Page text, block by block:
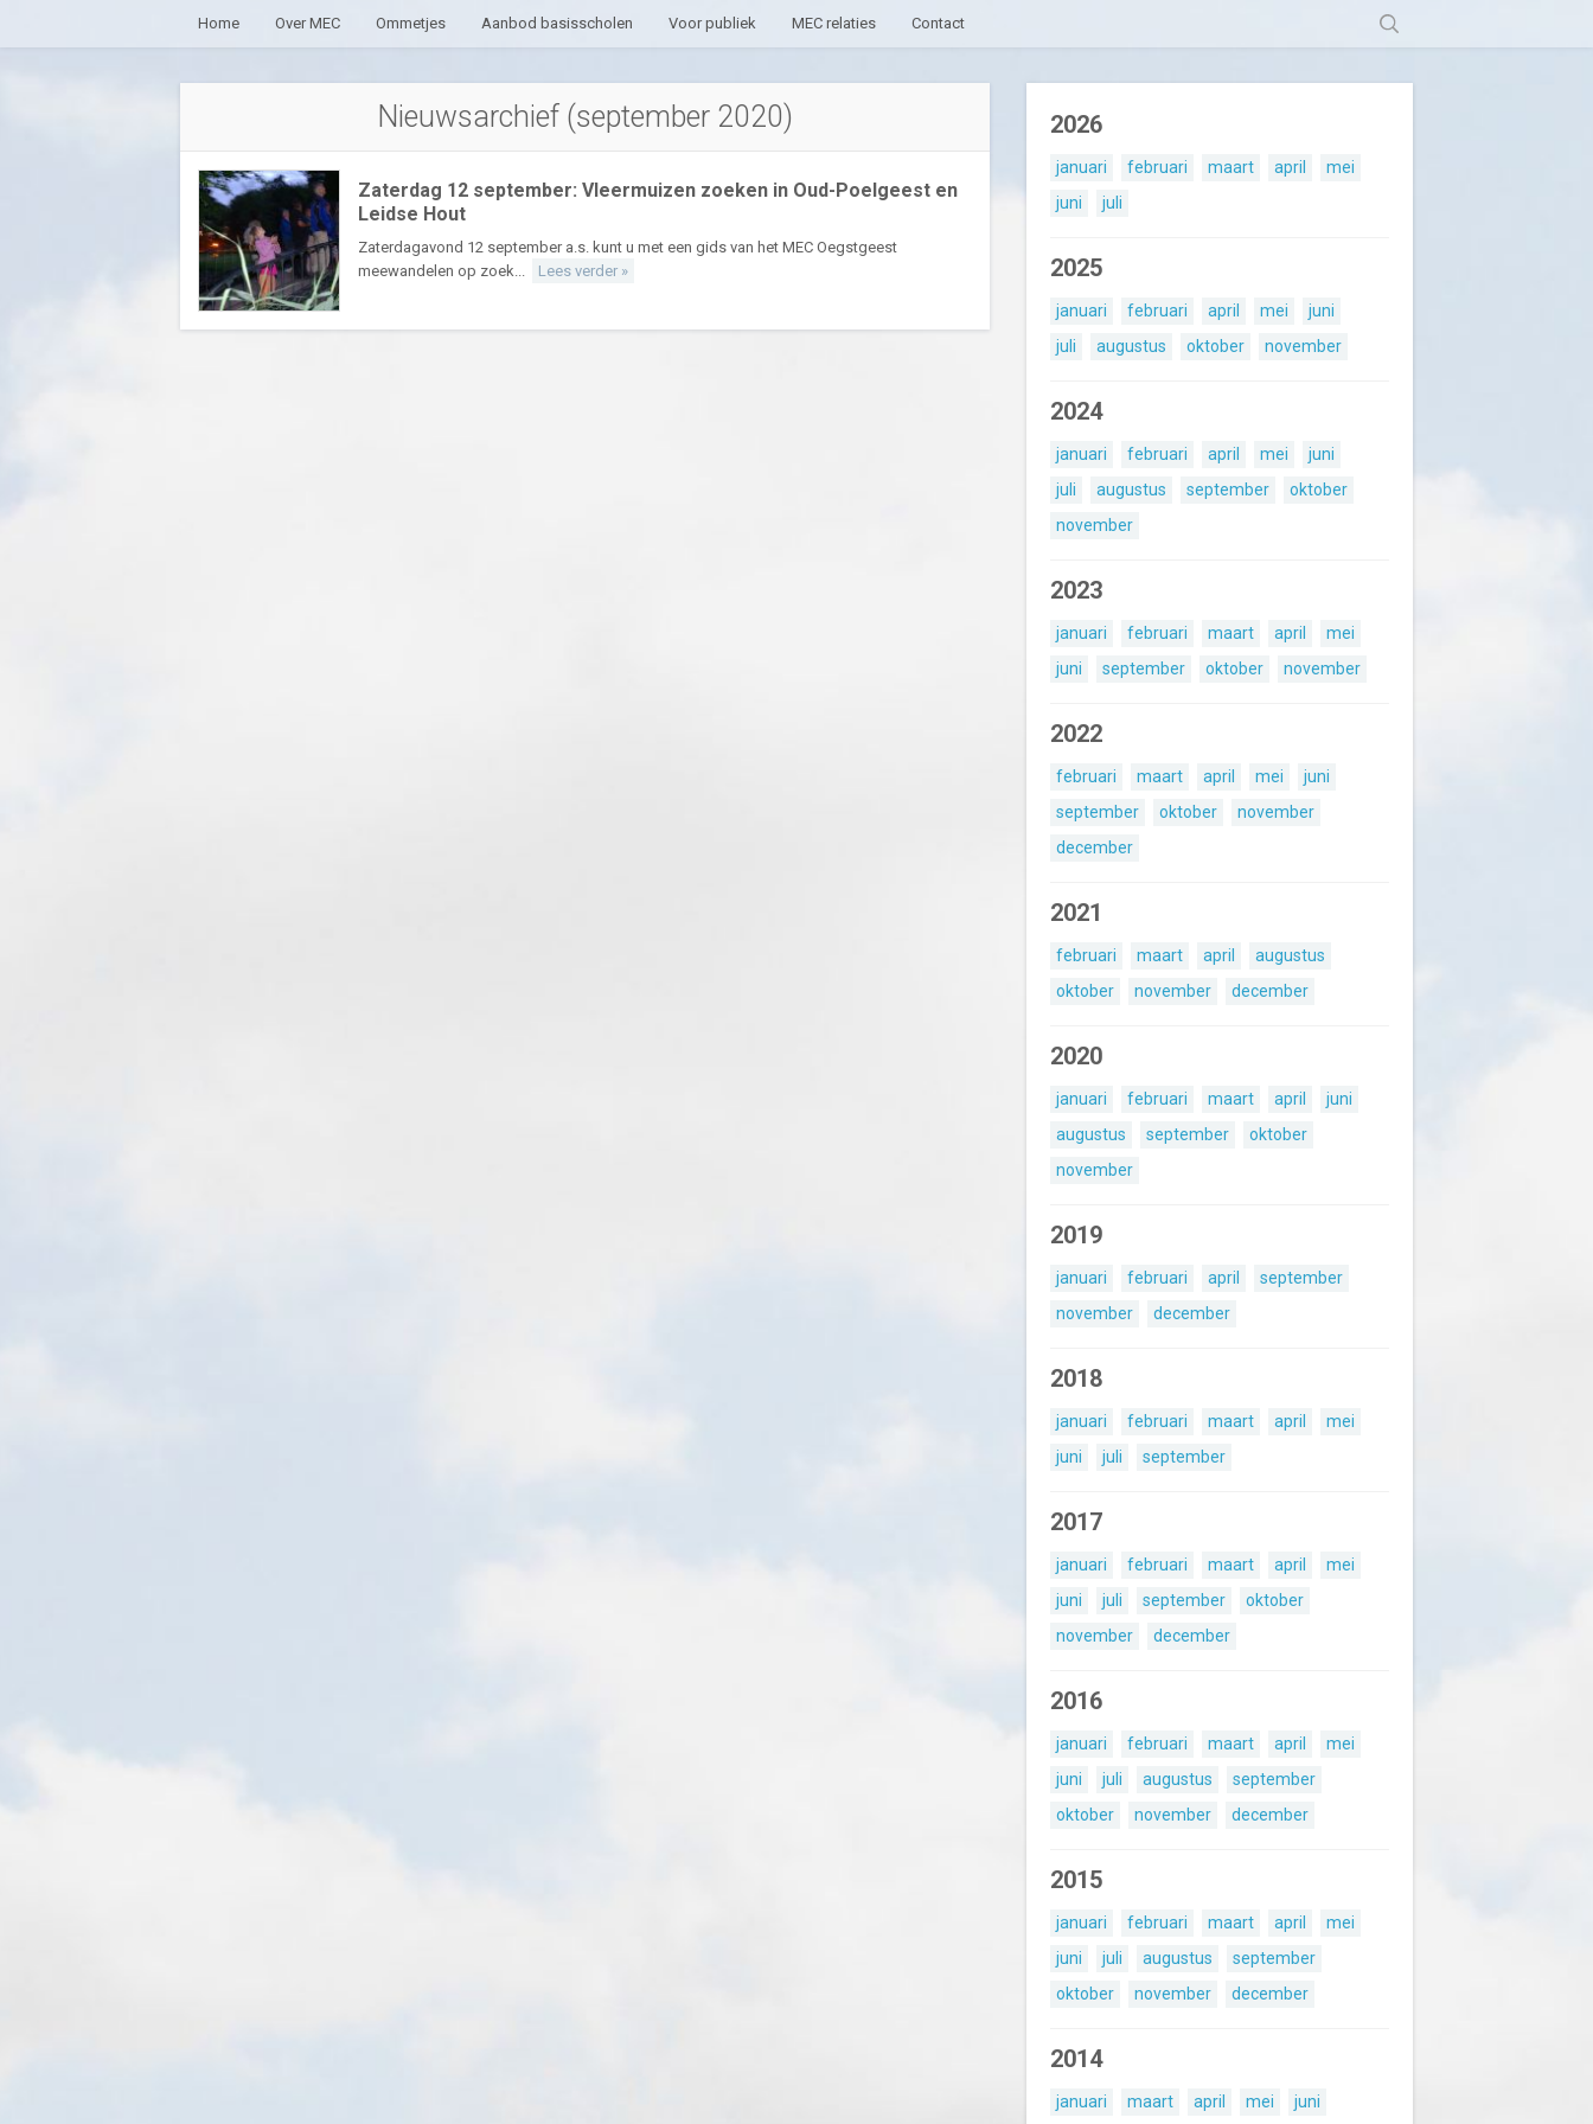
Home Over MEC Ommetjes Aanbod basisscholen Voor publiek MEC relaties Contact
Nieuwsarchief (september 2020)
Zaterdag 12 september: Vleermuizen zoeken in Oud-Poelgeest en
Leidse Hout
Zaterdagavond 12 september a.s. kunt u met een gids van het MEC Oegstgeest
meewandelen op zoek...
Lees verder »
2026
januari februari maart april
mei
juni
juli
2025
januari februari april mei
juni
juli
augustus oktober november
2024
januari februari april mei
juni
juli
augustus september
oktober
november
2023
januari februari maart april
mei
juni
september oktober november
2022
februari maart april mei
juni
september
oktober
november
december
2021
februari maart april
augustus
oktober
november december
2020
januari februari maart april
juni
augustus
september
oktober
november
2019
januari februari april
september
november
december
2018
januari februari maart april
mei
juni
juli september
2017
januari februari maart april
mei
juni
juli september
oktober
november
december
2016
januari februari maart april
mei
juni
juli augustus
september
oktober
november december
2015
januari februari maart april
mei
juni
juli augustus
september
oktober
november december
2014
januari maart april mei juni